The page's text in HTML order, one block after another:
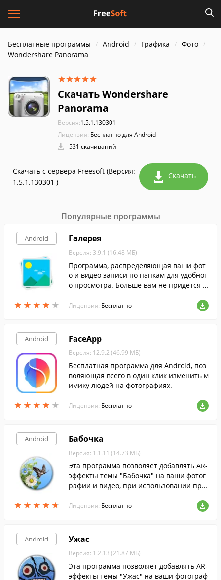
Бесплатные программы Android Графика
Фото
Wondershare Panorama
Скачать Wondershare
Panorama
Версия:1.5.1.130301
Лицензия: Бесплатно для Android
531 скачиваний
Скачать с сервера Freesoft (Версия:
1.5.1.130301 )
Скачать
Популярные программы
Android
★ ★ ★ ★ ★
★ ★ ★ ★ ★
Галерея
Версия: 3.9.1 (16.48 МБ)
Программа, распределяющая ваши фот
о и видео записи по папкам для удобног
о просмотра. Больше вам не придется п
графий, чтобы найти нужную.
Лицензия: Бесплатно
Android
★ ★ ★ ★ ★
★ ★ ★ ★ ★
FaceApp
Версия: 12.9.2 (46.99 МБ)
Бесплатная программа для Android, поз
воляющая всего в один клик изменить м
имику людей на фотографиях.
Лицензия: Бесплатно
Android
★ ★ ★ ★ ★
★ ★ ★ ★ ★
Бабочка
Версия: 1.1.11 (14.73 МБ)
Эта программа позволяет добавлять AR-
эффекты темы "Бабочка" на ваши фотог
рафии и видео, при использовании при
eria.
Лицензия: Бесплатно
Android Ужас
Версия: 1.2.13 (21.87 МБ)
Эта программа позволяет добавлять AR-
эффекты темы "Ужас" на ваши фотограф